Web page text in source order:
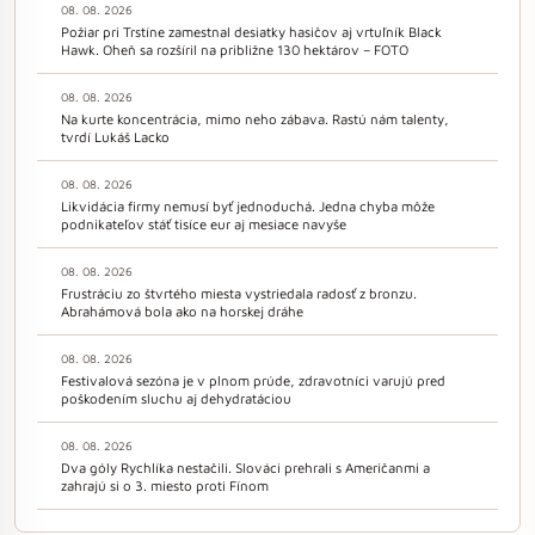
08. 08. 2026
Požiar pri Trstíne zamestnal desiatky hasičov aj vrtuľník Black
Hawk. Oheň sa rozšíril na približne 130 hektárov – FOTO
08. 08. 2026
Na kurte koncentrácia, mimo neho zábava. Rastú nám talenty,
tvrdí Lukáš Lacko
08. 08. 2026
Likvidácia firmy nemusí byť jednoduchá. Jedna chyba môže
podnikateľov stáť tisíce eur aj mesiace navyše
08. 08. 2026
Frustráciu zo štvrtého miesta vystriedala radosť z bronzu.
Abrahámová bola ako na horskej dráhe
08. 08. 2026
Festivalová sezóna je v plnom prúde, zdravotníci varujú pred
poškodením sluchu aj dehydratáciou
08. 08. 2026
Dva góly Rychlíka nestačili. Slováci prehrali s Američanmi a
zahrajú si o 3. miesto proti Fínom